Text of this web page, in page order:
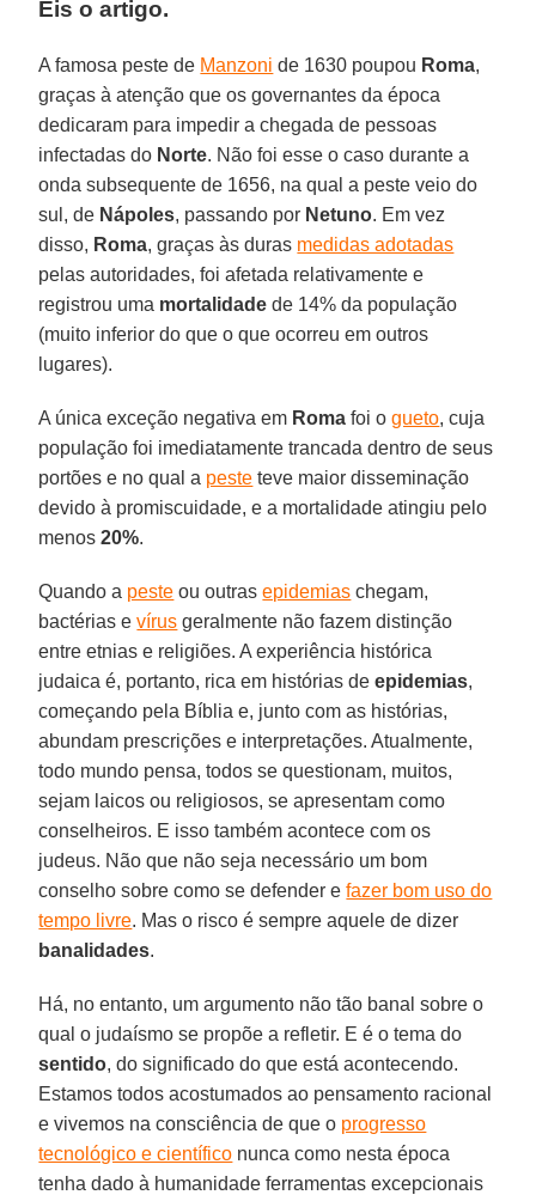
Eis o artigo.
A famosa peste de Manzoni de 1630 poupou Roma,
graças à atenção que os governantes da época
dedicaram para impedir a chegada de pessoas
infectadas do Norte. Não foi esse o caso durante a
onda subsequente de 1656, na qual a peste veio do
sul, de Nápoles, passando por Netuno. Em vez
disso, Roma, graças às duras medidas adotadas
pelas autoridades, foi afetada relativamente e
registrou uma mortalidade de 14% da população
(muito inferior do que o que ocorreu em outros
lugares).
A única exceção negativa em Roma foi ogueto, cuja
população foi imediatamente trancada dentro de seus
portões e no qual a peste teve maior disseminação
devido à promiscuidade, e a mortalidade atingiu pelo
menos20%.
Quando a peste ou outrasepidemias chegam,
bactérias evírus geralmente não fazem distinção
entre etnias e religiões. A experiência histórica
judaica é, portanto, rica em histórias deepidemias,
começando pela Bíblia e, junto com as histórias,
abundam prescrições e interpretações. Atualmente,
todo mundo pensa, todos se questionam, muitos,
sejam laicos ou religiosos, se apresentam como
conselheiros. E isso também acontece com os
judeus. Não que não seja necessário um bom
conselho sobre como se defender efazer bom uso do
tempo livre. Mas o risco é sempre aquele de dizer
banalidades.
Há, no entanto, um argumento não tão banal sobre o
qual o judaísmo se propõe a refletir. E é o tema do
sentido, do significado do que está acontecendo.
Estamos todos acostumados ao pensamento racional
e vivemos na consciência de que o progresso
tecnológico e científico nunca como nesta época
tenha dado à humanidade ferramentas excepcionais